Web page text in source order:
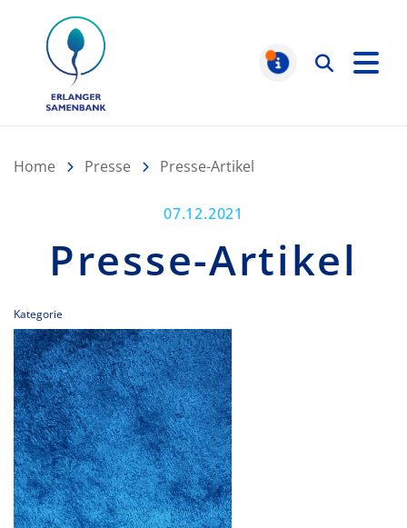
Suchen
Home Presse Presse-Artikel
VERÖFFENTLICHT AM:
07.12.2021
Presse-Artikel
Kategorie